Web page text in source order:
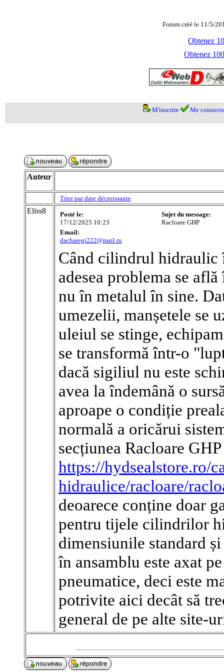
Forum créé le 11/5/
Obtenez
Obtenez
M'inscrire Me
Auteur
Trier par date décroissante
Eliss8
Posté le:
17/12/2025 10:23
Sujet du message:
Racloare GHP
Email:
dacharegi222@mail.ru
Când cilindrul hidraulic
adesea problema se
nu în metalul în sine.
umezelii, manșetele se
uleiul se stinge,
se transformă într-o
dacă sigiliul nu este
avea la îndemână o
aproape o condiție
normală a oricărui
secțiunea Racloare
https://hydsealstore.ro/
hidraulice/racloare/
deoarece conține doar
pentru tijele cilindrilor
dimensiunile standard
în ansamblu este axat
pneumatice, deci este
potrivite aici decât să
general de pe alte site-